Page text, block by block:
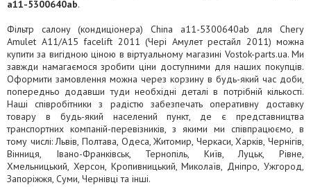
a11-5300640ab.
Фільтр салону (кондиціонера) China a11-5300640ab для Chery
Amulet A11/A15 facelift 2011 (Чері Амулет рестайл 2011) можна
купити за вигідною ціною в віртуальному магазині Vostok-parts.ua. Ми
завжди намагаємося зробити ціни доступними для наших покупців.
Оформити замовлення можна через корзину в будь-який час доби,
попередньо додавши туди необхідні деталі в потрібній кількості.
Наші співробітники з радістю забезпечать оперативну доставку
товару в будь-який населений пункт, де є представництва
транспортних компаній-перевізників, з якими ми співпрацюємо, в
тому числі: Львів, Полтава, Одеса, Житомир, Черкаси, Харків, Чернігів,
Вінниця, Івано-Франківськ, Тернопіль, Київ, Луцьк, Рівне,
Хмельницький, Херсон, Кропивницький, Миколаїв, Дніпро, Ужгород,
Запоріжжя, Суми, Чернівці та інші.